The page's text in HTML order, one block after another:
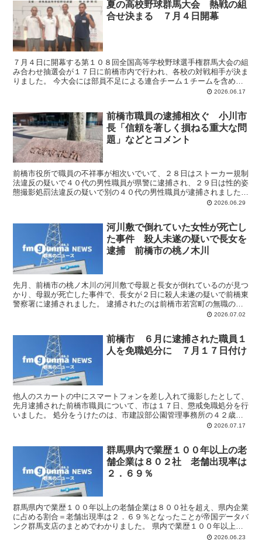
夏の高校野球群馬大会 熱戦の組
合せ決まる ７月４日開幕
７月４日に開幕する第１０８回全国高等学校野球選手権群馬大会の組
み合わせ抽選会が１７日に前橋市内で行われ、各校の対戦相手が決ま
りました。 今大会には部員不足による連合チーム１チームを含めた
６５校５９チームが参加し、夢舞台甲子園への切符をかけて...2026.06.17
前橋市職員の逮捕相次ぐ 小川市
長「信頼を著しく損ねる重大な問
題」などとコメント
前橋市役所で職員の不祥事が相次いでいて、２８日はストーカー規制
法違反の疑いで４０代の男性職員が県警に逮捕され、２９日は性的姿
態撮影処罰法違反の疑いで別の４０代の男性職員が逮捕されました。
ストーカー規制法違反の疑いで逮捕されたのは、市民税課...2026.06.29
河川敷で倒れていた女性が死亡し
た事件 殺人未遂の疑いで長女を
逮捕 前橋市の桃ノ木川
先月、前橋市の桃ノ木川の河川敷で母親と長女が倒れているのが見つ
かり、母親が死亡した事件で、長女が２日に殺人未遂の疑いで前橋東
警察署に逮捕されました。 逮捕されたのは前橋市若宮町の無職の女
（５５）です。警察によりますと女は先月１９日午前１１時...2026.07.02
前橋市 ６月に逮捕された職員１
人を免職処分に ７月１７日付け
他人のスカートの中にスマートフォンを差し入れて撮影したとして、
先月逮捕された前橋市職員について、市は１７日、懲戒免職処分を行
いました。 処分をうけたのは、市建設部公園管理事務所の４２歳の
副主幹です。副主幹は伊勢崎市内の商業施設で、他人のスカ...2026.07.17
群馬県内で業歴１００年以上の老
舗企業は８０２社 老舗出現率は
２．６９％
群馬県内で業歴１００年以上の老舗企業は８００社を超え、県内企業
に占める割合＝老舗出現率は２．６９％となったことが帝国データバ
ンク群馬支店のまとめでわかりました。 県内で業歴１００年以上の
老舗企業は去年１２月末時点で８０２社で、前の年より４０...2026.06.23